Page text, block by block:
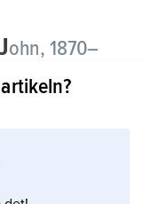
ohn, 1870–
attityd som